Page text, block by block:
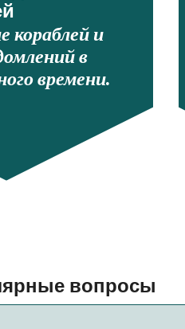
кораблей и
в
времени.
вопросы